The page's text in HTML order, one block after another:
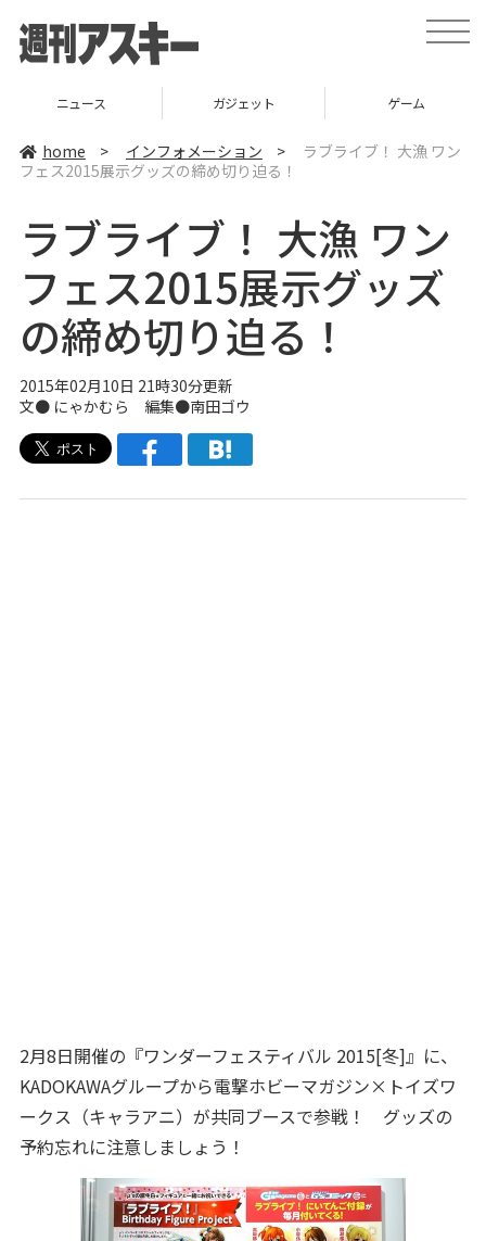
t
o
v
i
ガジェット ゲーム グルメ
home > インフォメーション >
ラブライブ！ 大漁 ワン
フェス2015展示グッズの締め切り迫る！
ラブライブ！ 大漁 ワン
フェス2015展示グッズ
の締め切り迫る！
2015年02月10日 21時30分更新
文● にゃかむら 編集●南田ゴウ
2月8日開催の『ワンダーフェスティバル 2015[冬]』に、
KADOKAWAグループから電撃ホビーマガジン×トイズワ
ークス（キャラアニ）が共同ブースで参戦！ グッズの
予約忘れに注意しましょう！